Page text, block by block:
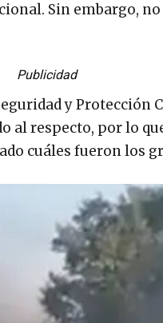
Sin embargo,
Publicidad
y Protección
respecto, por lo
cuáles fueron los